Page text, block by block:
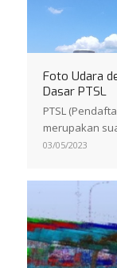
Foto Udara
Dasar PTSL
PTSL
merupakan
03/05/2023